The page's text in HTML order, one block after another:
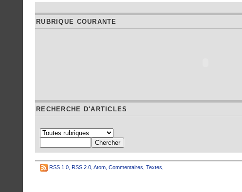
RUBRIQUE COURANTE
RECHERCHE D'ARTICLES
RSS 1.0 RSS 2.0 Atom Commentaires Textes